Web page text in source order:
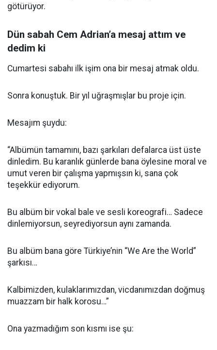
götürüyor.
Dün sabah Cem Adrian’a mesaj attım ve
dedim ki
Cumartesi sabahı ilk işim ona bir mesaj atmak oldu.
Sonra konuştuk. Bir yıl uğraşmışlar bu proje için.
Mesajım şuydu:
“Albümün tamamını, bazı şarkıları defalarca üst üste
dinledim. Bu karanlık günlerde bana öylesine moral ve
umut veren bir çalışma yapmışsın ki, sana çok
teşekkür ediyorum.
Bu albüm bir vokal bale ve sesli koreografi… Sadece
dinlemiyorsun, seyrediyorsun aynı zamanda.
Bu albüm bana göre Türkiye’nin “We Are the World”
şarkısı…
Kalbimizden, kulaklarımızdan, vicdanımızdan doğmuş
muazzam bir halk korosu…”
Ona yazmadığım son kısmı ise şu: